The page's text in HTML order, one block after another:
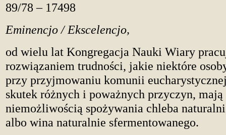
89/78 – 17498
Eminencjo / Ekscelencjo,
od wielu lat Kongregacja Nauki Wiary
rozwiązaniem trudności, jakie niektóre
przy przyjmowaniu komunii
skutek różnych i poważnych przyczyn,
niemożliwością spożywania chleba
albo wina naturalnie sfermentowanego.